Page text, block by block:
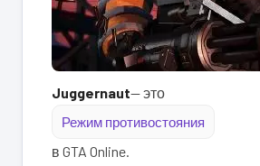
Juggernaut— это
Режим противостояния
в GTA Online.